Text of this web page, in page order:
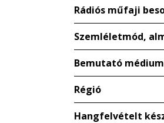
Rádiós műfaji
Szemléletmód,
Bemutató médium
Régió
Hangfelvételt